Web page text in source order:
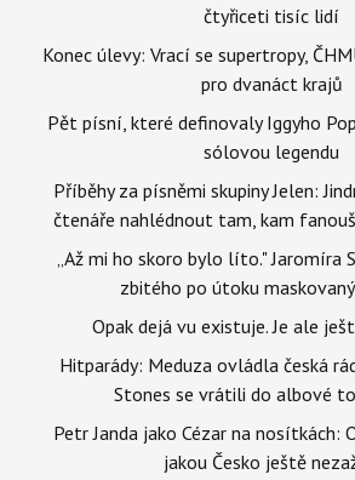
čtyřiceti tisíc lidí
Konec úlevy: Vrací se supertropy,
pro dvanáct krajů
Pět písní, které definovaly Iggyho
sólovou legendu
Příběhy za písněmi skupiny Jelen:
čtenáře nahlédnout tam, kam
„Až mi ho skoro bylo líto." Jaromíra
zbitého po útoku
Opak dejá vu existuje. Je ale
Hitparády: Meduza ovládla česká
Stones se vrátili do albové
Petr Janda jako Cézar na nosítkách:
jakou Česko ještě